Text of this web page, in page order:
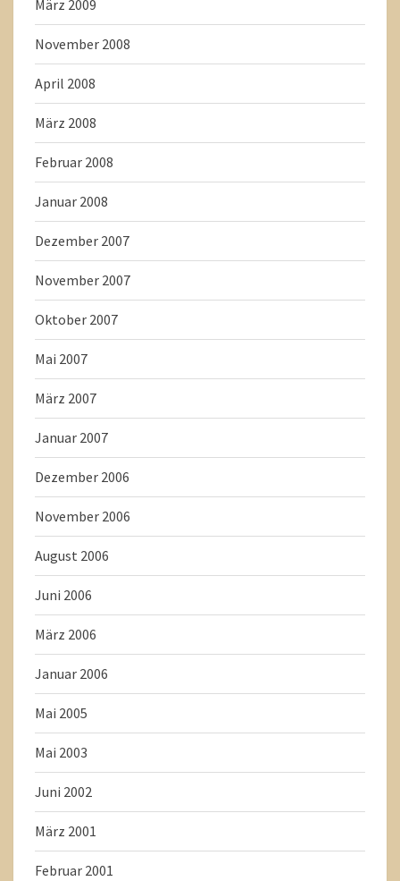
März 2009
November 2008
April 2008
März 2008
Februar 2008
Januar 2008
Dezember 2007
November 2007
Oktober 2007
Mai 2007
März 2007
Januar 2007
Dezember 2006
November 2006
August 2006
Juni 2006
März 2006
Januar 2006
Mai 2005
Mai 2003
Juni 2002
März 2001
Februar 2001